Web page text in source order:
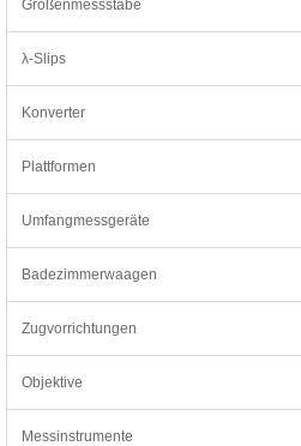
Größenmessstäbe
λ-Slips
Konverter
Plattformen
Umfangmessgeräte
Badezimmerwaagen
Zugvorrichtungen
Objektive
Messinstrumente